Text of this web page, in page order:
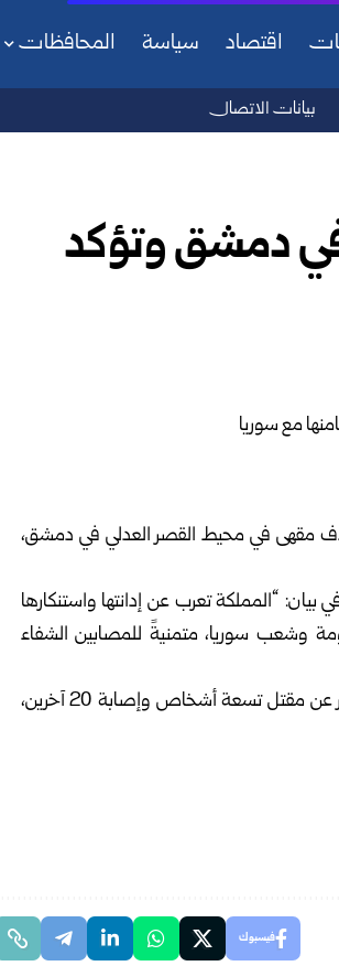
اقتصاد سياسة المحافظات
بيانات الاتصال
في دمشق وتؤكد
مقهى في ‏محيط القصر العدلي في دمشق،
“‏المملكة تعرب عن إدانتها واستنكارها
وشعب سوريا، متمنيةً للمصابين الشفاء
وكان التفجير الإرهابي الذي استهدف مقهى في دمشق أمس الخميس أسفر عن مقتل تسعة ‏أشخاص وإصابة 20 آخرين،
فيسبوك